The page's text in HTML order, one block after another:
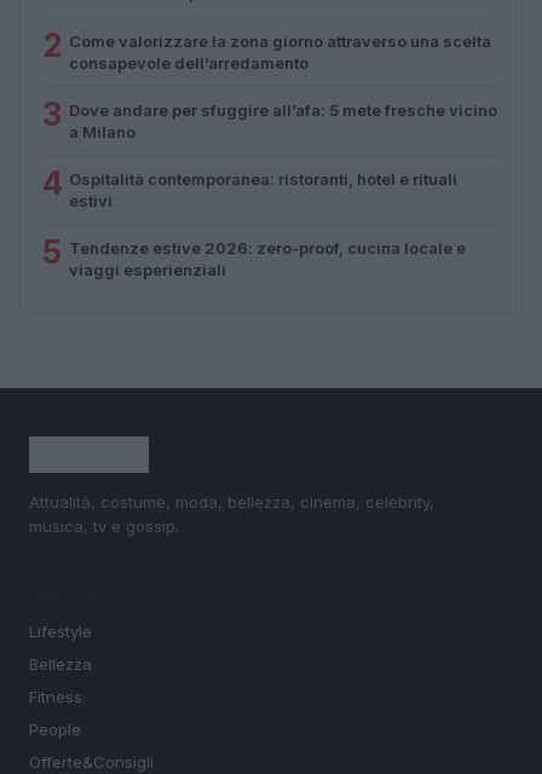
2 Come valorizzare la zona giorno attraverso una scelta
consapevole dell’arredamento
3 Dove andare per sfuggire all’afa: 5 mete fresche vicino
a Milano
4 Ospitalità contemporanea: ristoranti, hotel e rituali
estivi
5 Tendenze estive 2026: zero-proof, cucina locale e
viaggi esperienziali
Attualità, costume, moda, bellezza, cinema, celebrity,
musica, tv e gossip.
Lifestyle
Bellezza
Fitness
People
Offerte&Consigli